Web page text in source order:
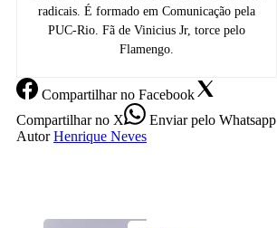
radicais. É formado em Comunicação pela
PUC-Rio. Fã de Vinicius Jr, torce pelo
Flamengo.
Compartilharno Facebook
Compartilharno X Enviarpelo Whatsapp
Autor Henrique Neves